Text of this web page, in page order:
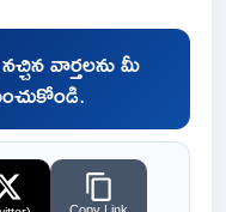
వార్తలను మీ